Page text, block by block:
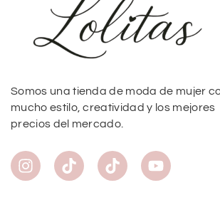
Somos una tienda de moda de mujer
mucho estilo, creatividad y los mejores
precios del mercado.